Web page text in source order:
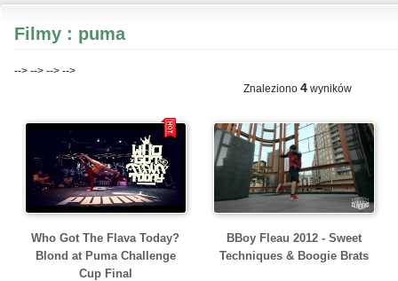
Filmy : puma
--> --> --> -->
Znaleziono 4 wyników
Who Got The Flava Today?
Blond at Puma Challenge
Cup Final
BBoy Fleau 2012 - Sweet
Techniques & Boogie Brats